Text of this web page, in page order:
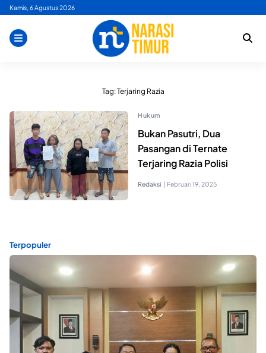
Skip
content
Kamis, 6 Agustus 2026
Tag:Terjaring Razia
Hukum
Bukan Pasutri, Dua
Pasangan di Ternate
Terjaring Razia Polisi
Redaksi | Februari 19, 2025
Terpopuler